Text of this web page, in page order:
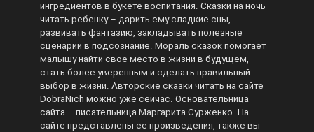
ингредиентов в букете воспитания. Сказки на ночь
читать ребенку – дарить ему сладкие сны,
развивать фантазию, закладывать полезные
сценарии в подсознание. Мораль сказок помогает
малышу найти свое место в жизни в будущем,
стать более уверенным и сделать правильный
выбор в жизни. Авторские сказки читать на сайте
DobraNich можно уже сейчас. Основательница
сайта – писательница Маргарита Сурженко. На
сайте представлены ее произведения, также вы